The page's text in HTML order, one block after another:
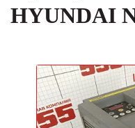
HYUNDAI